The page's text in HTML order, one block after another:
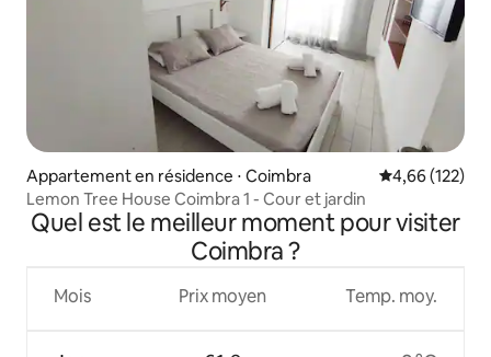
Appartement en résidence ⋅ Coimbra Évaluation
4,66 (122)
Lemon Tree House Coimbra 1 - Cour et jardin
Quel est le meilleur moment pour visiter
Coimbra ?
Mois Prix moyen Temp. moy.